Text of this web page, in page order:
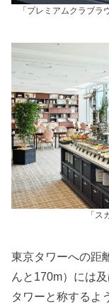
「プレミアムクラブラ
「
東京タワーへの距
んと170m）には
タワーと称するよ